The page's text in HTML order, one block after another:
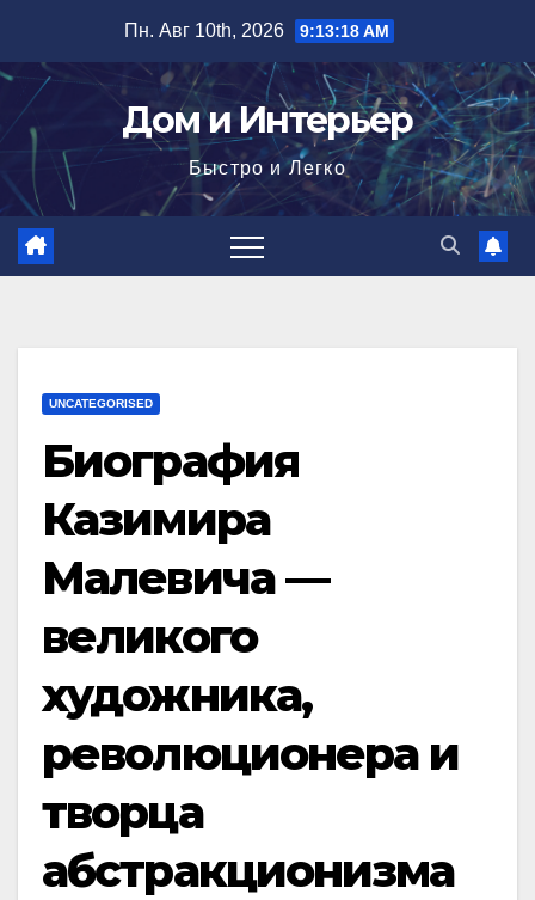
содержимому
Пн. Авг 10th, 2026 9:13:19 AM
Дом и Интерьер
Быстро и Легко
UNCATEGORISED
Биография
Казимира
Малевича —
великого
художника,
революционера и
творца
абстракционизма